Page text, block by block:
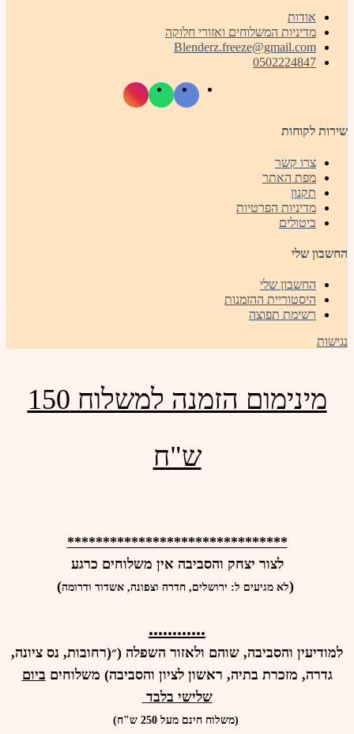
אודות
מדיניות המשלוחים ואזורי חלוקה
Blenderz.freeze@gmail.com
0502224847
שירות לקוחות
צרו קשר
מפת האתר
תקנון
מדיניות הפרטיות
ביטולים
החשבון שלי
החשבון שלי
היסטוריית ההזמנות
רשימת תפוצה
נגישות
מינימום הזמנה למשלוח 150
ש"ח
*******************************
לצור יצחק והסביבה אין משלוחים כרגע
(לא מגיעים ל: ירושלים, חדרה וצפונה, אשדוד ודרומה)
............
למודיעין והסביבה, שוהם ולאזור השפלה (״(רחובות, נס ציונה,
גדרה, מזכרת בתיה, ראשון לציון והסביבה) משלוחים ביום
שלישי בלבד
(משלוח חינם מעל 250 ש"ח)